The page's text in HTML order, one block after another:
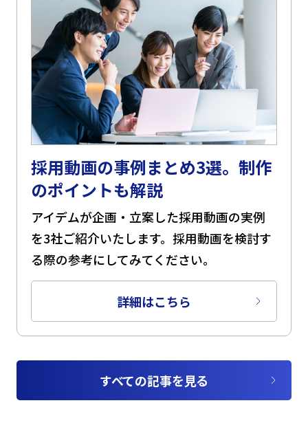
採用動画の事例まとめ3選。制作
のポイントも解説
アイデムが企画・立案した採用動画の実例
を3社ご紹介いたします。採用動画を検討す
る際の参考にしてみてください。
詳細はこちら
すべての記事を見る